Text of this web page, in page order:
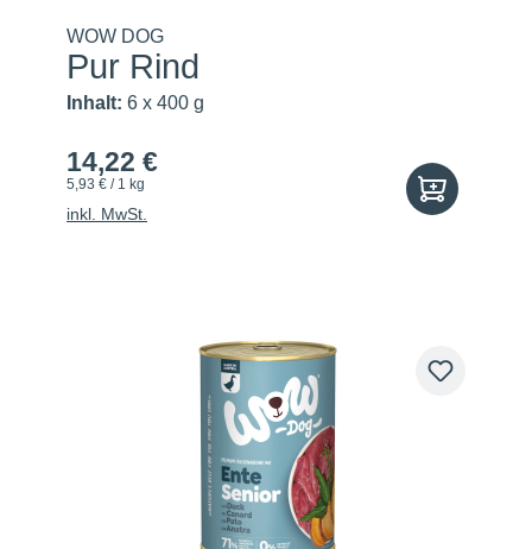
WOW DOG
Pur Rind
Inhalt: 6 x 400 g
14,22 €
5,93 € / 1 kg
inkl. MwSt.